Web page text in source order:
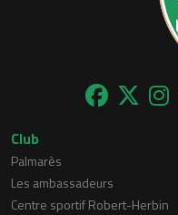
Club
Palmarès
Les ambassadeurs
Centre sportif Robert-Herbin